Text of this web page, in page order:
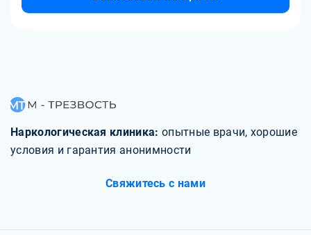
Наркологическая клиника: опытные врачи, хорошие
условия и гарантия анонимности
Свяжитесь с нами